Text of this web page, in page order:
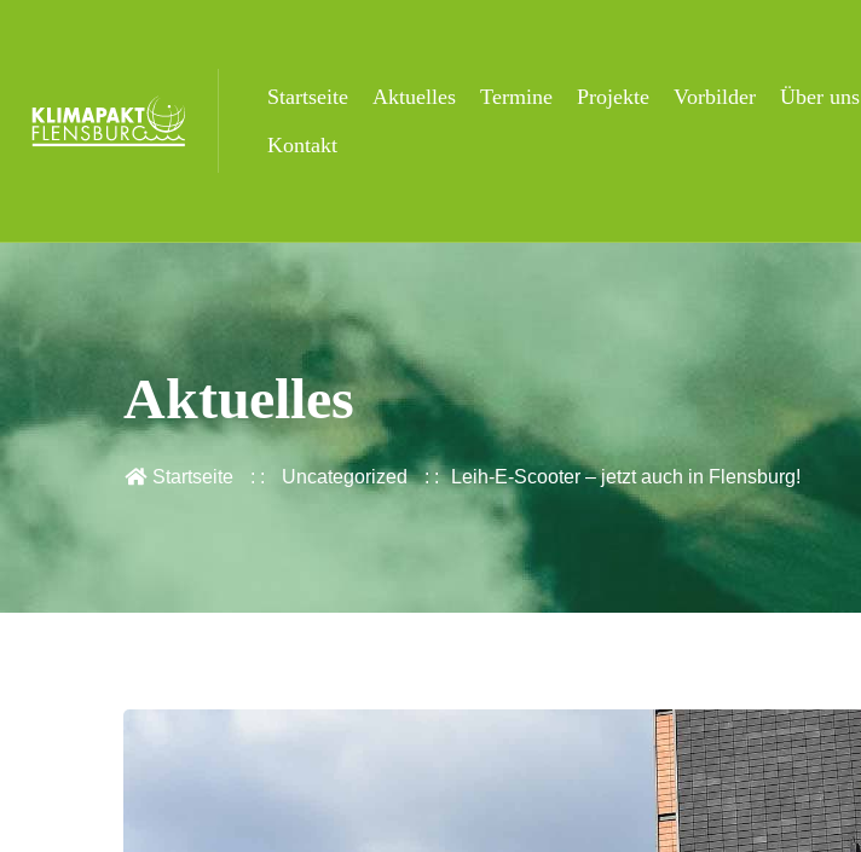
Startseite Aktuelles Termine Projekte Vorbilder Über uns
Kontakt
Aktuelles
Startseite Uncategorized Leih-E-Scooter – jetzt auch in Flensburg!